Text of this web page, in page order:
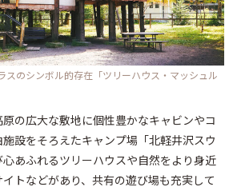
スのシンボル的存在「ツリーハウス・マッシュル
の広大な敷地に個性豊かなキャビンやコ
設をそろえたキャンプ場「北軽井沢スウ
あふれるツリーハウスや自然をより身近
トなどがあり、共有の遊び場も充実して